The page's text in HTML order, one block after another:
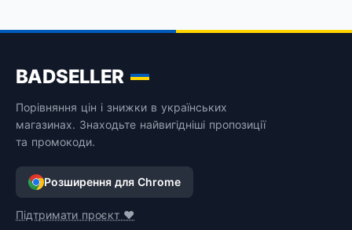
BADSELLER
Порівняння цін і знижки в українських
магазинах. Знаходьте найвигідніші пропозиції
та промокоди.
Розширення для Chrome
Підтримати проєкт ❤️